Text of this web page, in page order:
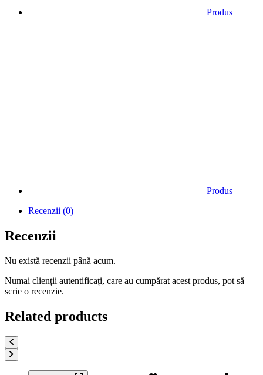
Produs
Produs
Recenzii (0)
Recenzii
Nu există recenzii până acum.
Numai clienții autentificați, care au cumpărat acest produs, pot să
scrie o recenzie.
Related products